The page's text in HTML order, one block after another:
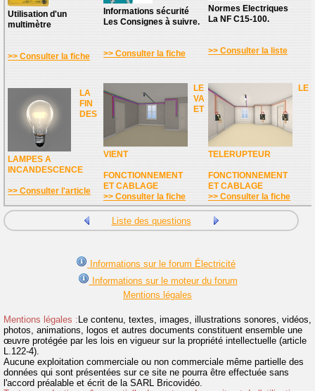
Utilisation d'un
multimètre
>> Consulter la fiche
Informations sécurité
Les Consignes à suivre.
>> Consulter la fiche
Normes Electriques
La NF C15-100.
>> Consulter la liste
LA
FIN
DES
LAMPES A
INCANDESCENCE
>> Consulter l'article
LE
VA
ET
VIENT
FONCTIONNEMENT
ET CABLAGE
>> Consulter la fiche
LE
TELERUPTEUR
FONCTIONNEMENT
ET CABLAGE
>> Consulter la fiche
Liste des questions
Informations sur le forum Électricité
Informations sur le moteur du forum
Mentions légales
Mentions légales : Le contenu, textes, images, illustrations sonores, vidéos,
photos, animations, logos et autres documents constituent ensemble une
œuvre protégée par les lois en vigueur sur la propriété intellectuelle (article
L.122-4).
Aucune exploitation commerciale ou non commerciale même partielle des
données qui sont présentées sur ce site ne pourra être effectuée sans
l'accord préalable et écrit de la SARL Bricovidéo.